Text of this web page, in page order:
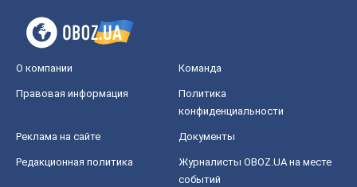
О компании Команда
Правовая информация
Политика
конфиденциальности
Реклама на сайте Документы
Редакционная политика
Журналисты OBOZ.UA на месте
событий